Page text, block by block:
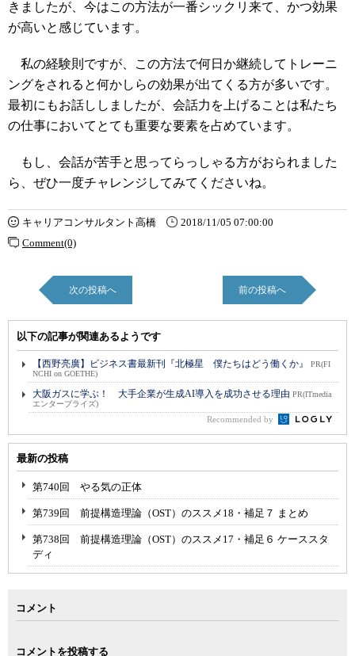
きましたが、今はこの方法が一番シックリ来て、かつ効果
が高いと感じています。
私の経験則ですが、この方法で何日か継続してトレーニ
ングをされると何かしらの効果が出てくる方が多いです。
最初にもお話ししましたが、会話力を上げることは私たち
の仕事においてとても重要な要素を占めています。
もし、会話が苦手と思ってらっしゃる方がおられました
ら、ぜひ一度チャレンジしてみてくださいね。
キャリアコンサルタント高橋
2018/11/05 07:00:00
Comment(0)
次の投稿へ 前の投稿へ
以下の記事が関連あるようです
【西野亮廣】ビジネス書最新刊『北極星 僕たちはどう働くか』
PR(FI
NCHI on GOETHE)
大阪ガスに学ぶ！ 大手企業が生成AI導入を成功させる理由 PR(ITmedia
エンタープライズ)
Recommended by
最新の投稿
第740回 やる気の正体
第739回 前提構造理論（OST）のススメ18・補足７ まとめ
第738回 前提構造理論（OST）のススメ17・補足６ ケーススタ
ディ
コメント
コメントを投稿する